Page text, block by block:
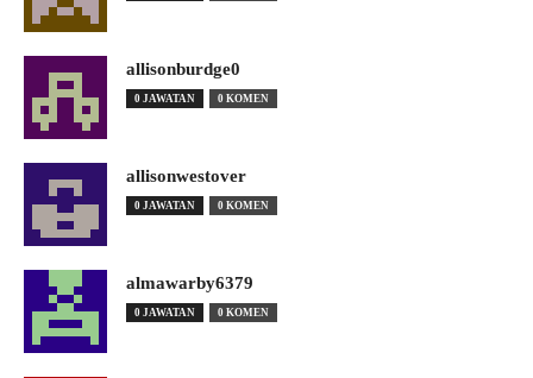
allisonburdge0
0 JAWATAN 0 KOMEN
allisonwestover
0 JAWATAN 0 KOMEN
almawarby6379
0 JAWATAN 0 KOMEN